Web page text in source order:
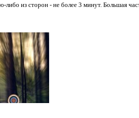
либо из сторон - не более 3 минут. Большая